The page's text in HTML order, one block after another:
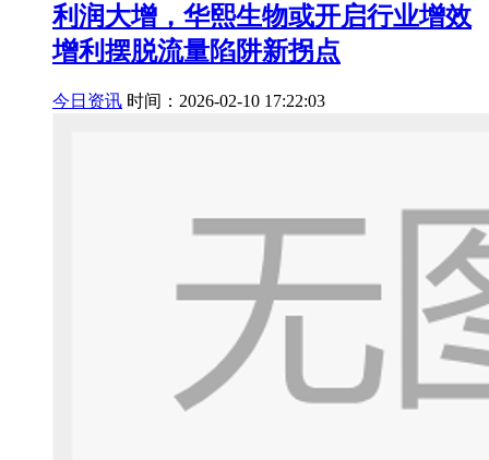
利润大增，华熙生物或开启行业增效
增利摆脱流量陷阱新拐点
今日资讯 时间：2026-02-10 17:22:03